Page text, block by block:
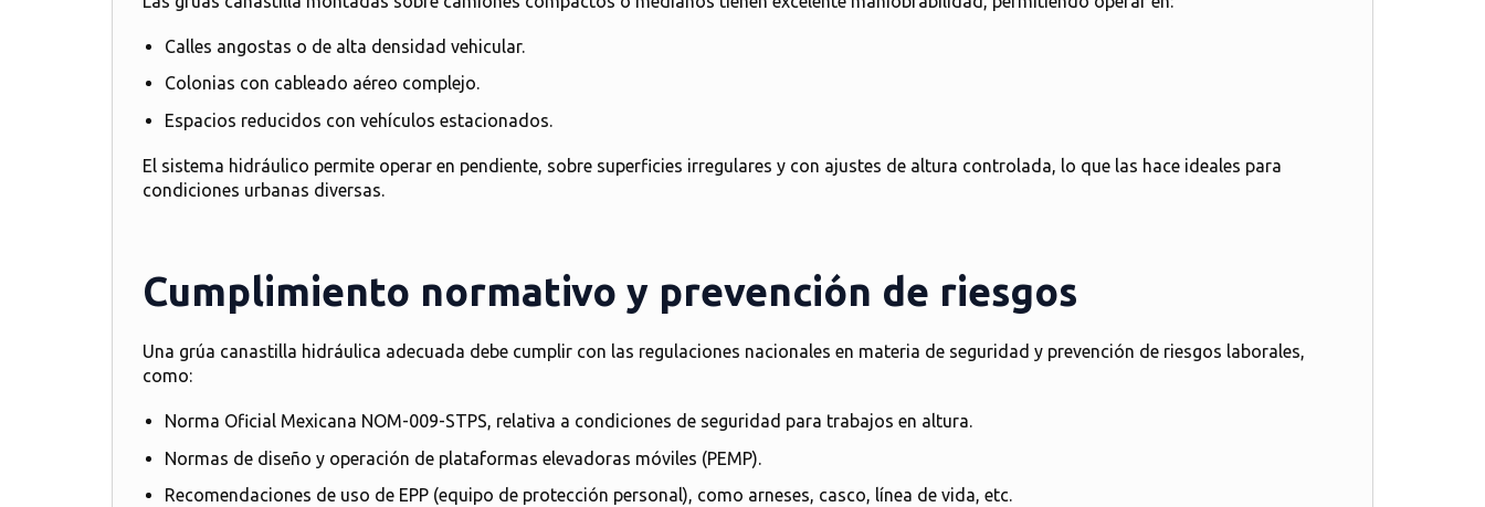
Calles angostas o de alta densidad vehicular.
Colonias con cableado aéreo complejo.
Espacios reducidos con vehículos estacionados.
El sistema hidráulico permite operar en pendiente, sobre superficies irregulares y con ajustes de altura controlada, lo que las hace ideales para
condiciones urbanas diversas.
Cumplimiento normativo y prevención de riesgos
Una grúa canastilla hidráulica adecuada debe cumplir con las regulaciones nacionales en materia de seguridad y prevención de riesgos laborales,
como:
Norma Oficial Mexicana NOM-009-STPS, relativa a condiciones de seguridad para trabajos en altura.
Normas de diseño y operación de plataformas elevadoras móviles (PEMP).
Recomendaciones de uso de EPP (equipo de protección personal), como arneses, casco, línea de vida, etc.